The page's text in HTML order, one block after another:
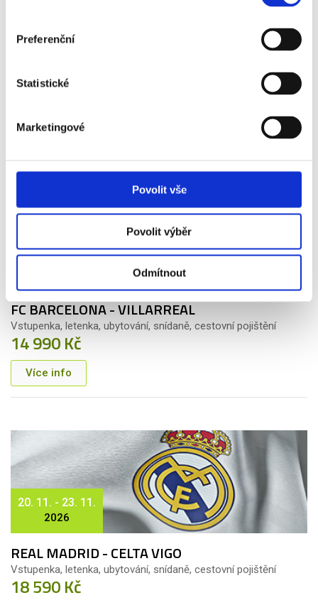
Preferenční
Statistické
Marketingové
Povolit vše
Povolit výběr
Odmítnout
Vstupenka, letenka, ubytování, snídaně, cestovní pojištění
Více info
20. 11. - 23. 11.
FC BARCELONA - VILLARREAL
Vstupenka, letenka, ubytování, snídaně, cestovní pojištění
14 990 Kč
Více info
20. 11. - 23. 11.
2026
REAL MADRID - CELTA VIGO
Vstupenka, letenka, ubytování, snídaně, cestovní pojištění
18 590 Kč